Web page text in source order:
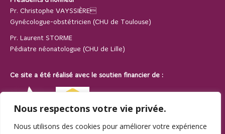
Nous respectons votre vie privée.
Nous utilisons des cookies pour améliorer votre expérience
Pr. Christophe VAYSSIÈRE
Gynécologue-obstétricien (CHU de Toulouse)
Pr. Laurent STORME
Pédiatre néonatologue (CHU de Lille)
Ce site a été réalisé avec le soutien financier de :